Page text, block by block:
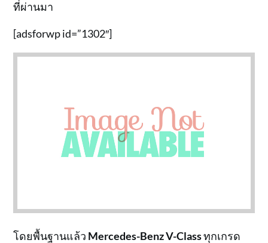
ที่ผ่านมา
[adsforwp id=”1302″]
โดยพื้นฐานแล้ว Mercedes-Benz V-Classทุกเกรด